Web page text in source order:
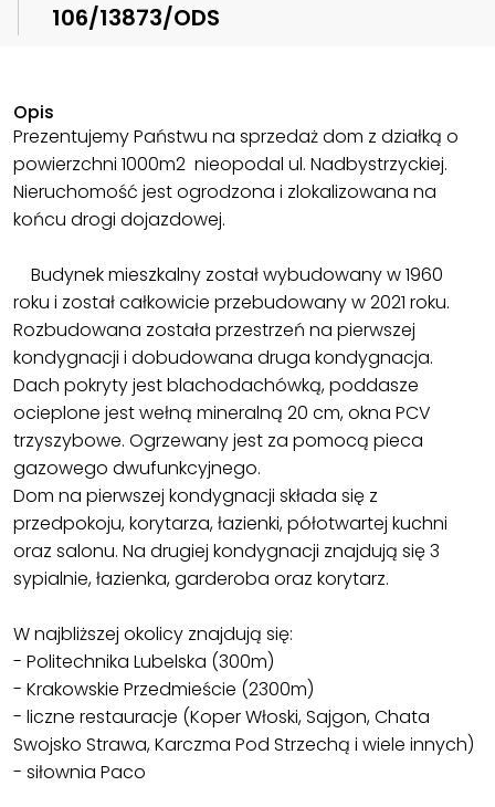
106/13873/ODS
Opis
Prezentujemy Państwu na sprzedaż dom z działką o
powierzchni 1000m2 nieopodal ul. Nadbystrzyckiej.
Nieruchomość jest ogrodzona i zlokalizowana na
końcu drogi dojazdowej.
Budynek mieszkalny został wybudowany w 1960
roku i został całkowicie przebudowany w 2021 roku.
Rozbudowana została przestrzeń na pierwszej
kondygnacji i dobudowana druga kondygnacja.
Dach pokryty jest blachodachówką, poddasze
ocieplone jest wełną mineralną 20 cm, okna PCV
trzyszybowe. Ogrzewany jest za pomocą pieca
gazowego dwufunkcyjnego.
Dom na pierwszej kondygnacji składa się z
przedpokoju, korytarza, łazienki, półotwartej kuchni
oraz salonu. Na drugiej kondygnacji znajdują się 3
sypialnie, łazienka, garderoba oraz korytarz.
W najbliższej okolicy znajdują się:
- Politechnika Lubelska (300m)
- Krakowskie Przedmieście (2300m)
- liczne restauracje (Koper Włoski, Sajgon, Chata
Swojsko Strawa, Karczma Pod Strzechą i wiele innych)
- siłownia Paco